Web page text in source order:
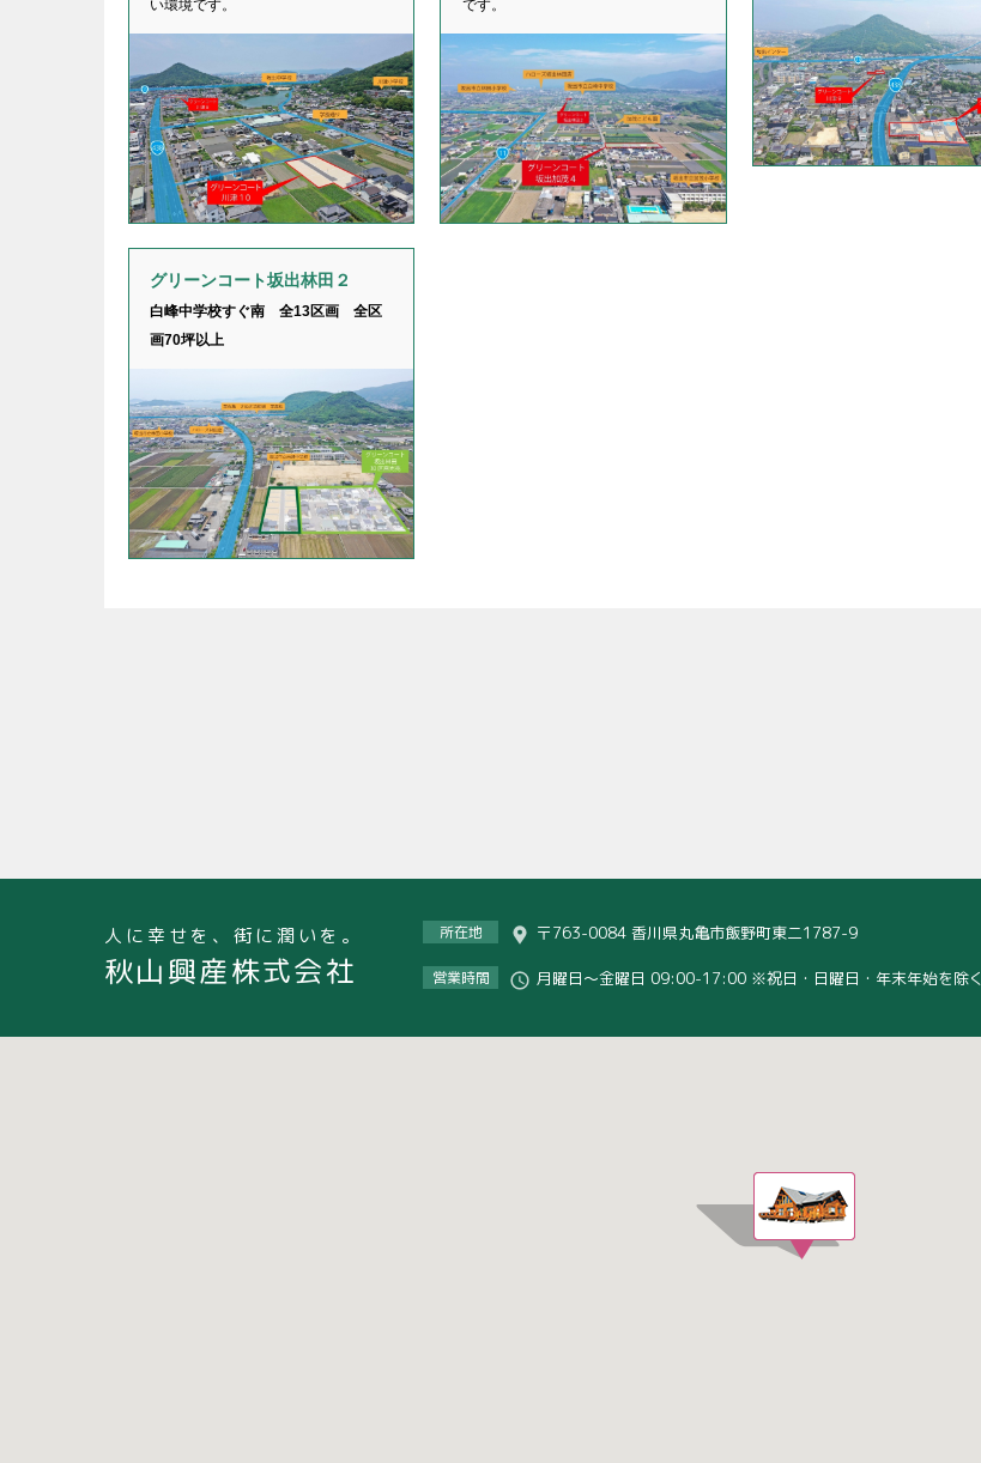
い環境です。
です。
グリーンコート坂出林田２
白峰中学校すぐ南 全13区画 全区
画70坪以上
人に幸せを、街に潤いを。
秋山興産株式会社
所在地 〒763-0084 香川県丸亀市飯野町東二1787-9
営業時間 月曜日～金曜日 09:00-17:00 ※祝日・日曜日・年末年始を除く